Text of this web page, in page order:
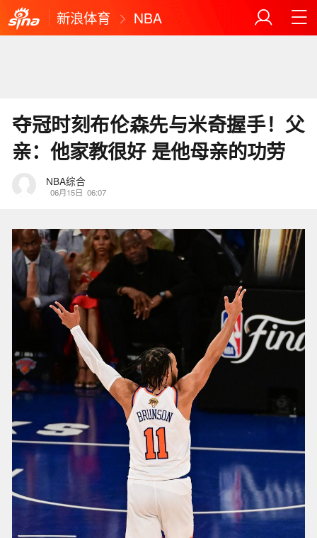
新浪体育 NBA
夺冠时刻布伦森先与米奇握手！父
亲：他家教很好 是他母亲的功劳
NBA综合
06月15日 06:07